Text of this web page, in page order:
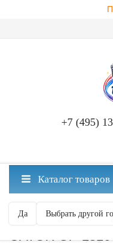
+7 (495)
Москва ваш город?
Да Выбрать другой
Каталог товаров
КОРЗИНА
GATOR GP-